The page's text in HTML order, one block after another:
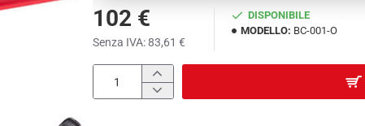
102 €
Senza IVA: 83,61 €
DISPONIBILE
MODELLO: BC-001-O